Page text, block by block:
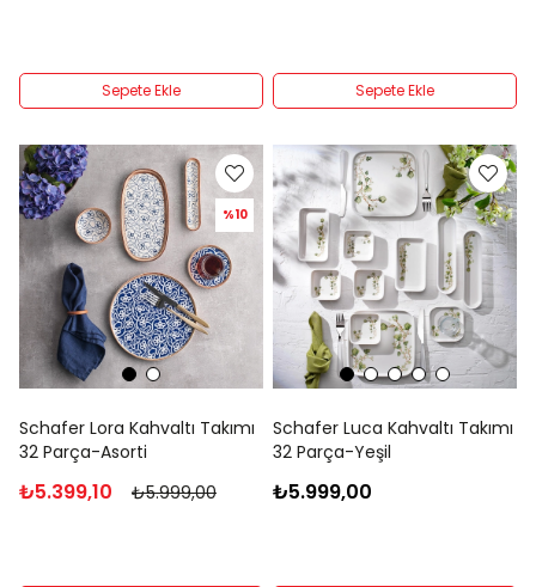
Sepete Ekle Sepete Ekle
Schafer Lora Kahvaltı Takımı
32 Parça-Asorti
₺5.399,10 ₺5.999,00
%10
Schafer Luca Kahvaltı Takımı
32 Parça-Yeşil
₺5.999,00